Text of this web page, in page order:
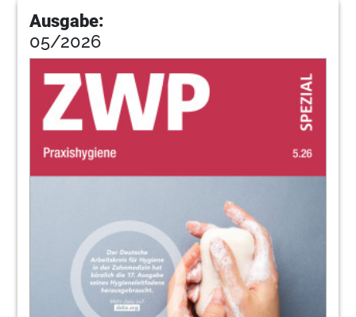
Ausgabe:
05/2026